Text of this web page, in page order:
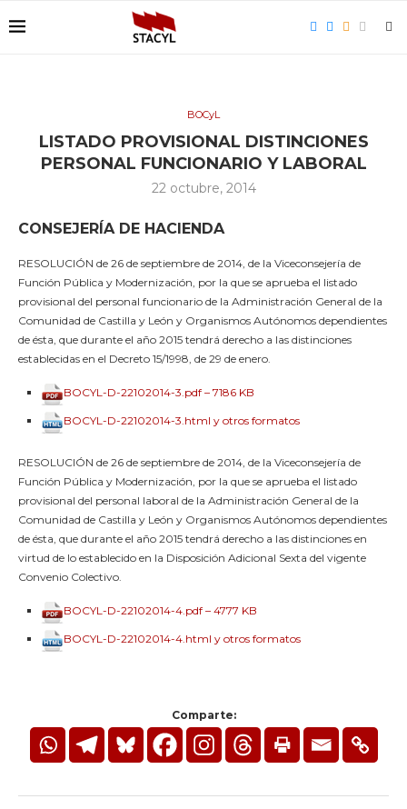
BOCyL
LISTADO PROVISIONAL DISTINCIONES
PERSONAL FUNCIONARIO Y LABORAL
22 octubre, 2014
CONSEJERÍA DE HACIENDA
RESOLUCIÓN de 26 de septiembre de 2014, de la Viceconsejería de
Función Pública y Modernización, por la que se aprueba el listado
provisional del personal funcionario de la Administración General de la
Comunidad de Castilla y León y Organismos Autónomos dependientes
de ésta, que durante el año 2015 tendrá derecho a las distinciones
establecidas en el Decreto 15/1998, de 29 de enero.
BOCYL-D-22102014-3.pdf – 7186 KB
BOCYL-D-22102014-3.html y otros formatos
RESOLUCIÓN de 26 de septiembre de 2014, de la Viceconsejería de
Función Pública y Modernización, por la que se aprueba el listado
provisional del personal laboral de la Administración General de la
Comunidad de Castilla y León y Organismos Autónomos dependientes
de ésta, que durante el año 2015 tendrá derecho a las distinciones en
virtud de lo establecido en la Disposición Adicional Sexta del vigente
Convenio Colectivo.
BOCYL-D-22102014-4.pdf – 4777 KB
BOCYL-D-22102014-4.html y otros formatos
Comparte: